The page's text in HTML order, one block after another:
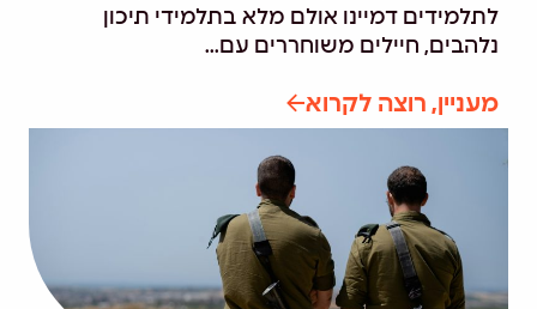
לתלמידים דמיינו אולם מלא בתלמידי תיכון
נלהבים, חיילים משוחררים עם...
מעניין, רוצה לקרוא